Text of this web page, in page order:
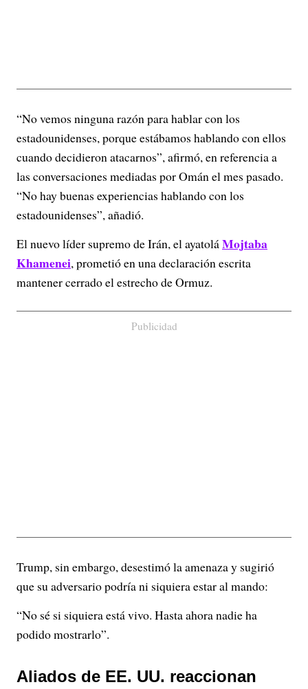
“No vemos ninguna razón para hablar con los
estadounidenses, porque estábamos hablando con ellos
cuando decidieron atacarnos”, afirmó, en referencia a
las conversaciones mediadas por Omán el mes pasado.
“No hay buenas experiencias hablando con los
estadounidenses”, añadió.
El nuevo líder supremo de Irán, el ayatoláMojtaba
Khamenei, prometió en una declaración escrita
mantener cerrado el estrecho de Ormuz.
Publicidad
Trump, sin embargo, desestimó la amenaza y sugirió
que su adversario podría ni siquiera estar al mando:
“No sé si siquiera está vivo. Hasta ahora nadie ha
podido mostrarlo”.
Aliados de EE. UU. reaccionan